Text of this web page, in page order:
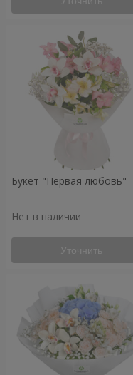
Букет "Первая любовь"
Нет в наличии
Уточнить